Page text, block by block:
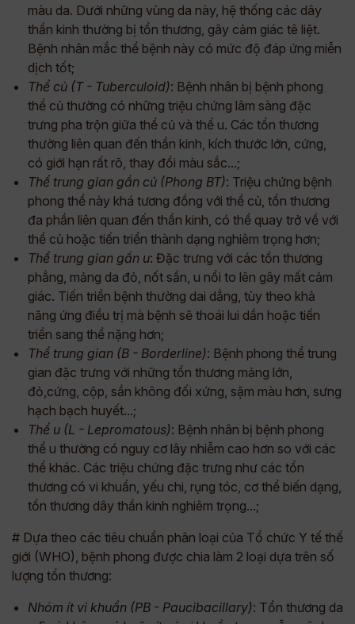
màu da. Dưới những vùng da này, hệ thống các dây
thần kinh thường bị tổn thương, gây cảm giác tê liệt.
Bệnh nhân mắc thể bệnh này có mức độ đáp ứng miễn
dịch tốt;
Thể củ (T - Tuberculoid): Bệnh nhân bị bệnh phong
thể củ thường có những triệu chứng lâm sàng đặc
trưng pha trộn giữa thể củ và thể u. Các tổn thương
thường liên quan đến thần kinh, kích thước lớn, cứng,
có giới hạn rất rõ, thay đổi màu sắc...;
Thể trung gian gần củ (Phong BT): Triệu chứng bệnh
phong thể này khá tương đồng với thể củ, tổn thương
đa phần liên quan đến thần kinh, có thể quay trở về với
thể củ hoặc tiến triển thành dạng nghiêm trọng hơn;
Thể trung gian gần u: Đặc trưng với các tổn thương
phẳng, mảng da đỏ, nốt sần, u nổi to lên gây mất cảm
giác. Tiến triển bệnh thường dai dẳng, tùy theo khả
năng ứng điều trị mà bệnh sẽ thoái lui dần hoặc tiến
triển sang thể nặng hơn;
Thể trung gian (B - Borderline): Bệnh phong thể trung
gian đặc trưng với những tổn thương mảng lớn,
đỏ,cứng, cộp, sần không đối xứng, sậm màu hơn, sưng
hạch bạch huyết...;
Thể u (L - Lepromatous): Bệnh nhân bị bệnh phong
thể u thường có nguy cơ lây nhiễm cao hơn so với các
thể khác. Các triệu chứng đặc trưng như các tổn
thương có vi khuẩn, yếu chi, rụng tóc, cơ thể biến dạng,
tổn thương dây thần kinh nghiêm trọng...;
# Dựa theo các tiêu chuẩn phân loại của Tổ chức Y tế thế
giới (WHO), bệnh phong được chia làm 2 loại dựa trên số
lượng tổn thương:
Nhóm ít vi khuẩn (PB - Paucibacillary): Tổn thương da